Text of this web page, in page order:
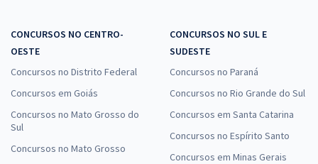
CONCURSOS NO CENTRO-
OESTE
Concursos no Distrito Federal
Concursos em Goiás
Concursos no Mato Grosso do
Sul
Concursos no Mato Grosso
CONCURSOS NO SUL E
SUDESTE
Concursos no Paraná
Concursos no Rio Grande do Sul
Concursos em Santa Catarina
Concursos no Espírito Santo
Concursos em Minas Gerais